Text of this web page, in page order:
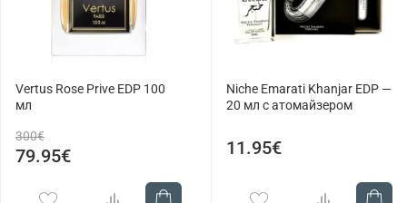
Vertus Rose Prive EDP 100
мл
300€
79.95€
Niche Emarati Khanjar EDP —
20 мл с атомайзером
11.95€